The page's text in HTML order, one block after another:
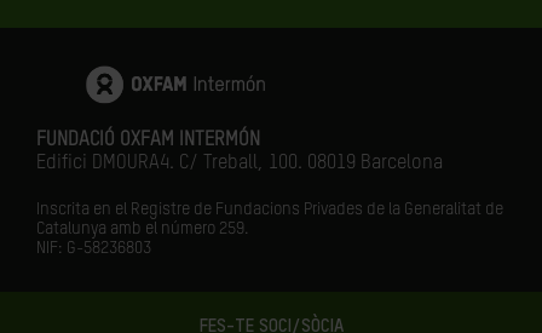
FES-TE SOCI/SÒCIA
FUNDACIÓ OXFAM INTERMÓN
Edifici DMOURA4. C/ Treball, 100. 08019 Barcelona
Inscrita en el Registre de Fundacions Privades de la Generalitat de
Catalunya amb el número 259.
NIF: G-58236803